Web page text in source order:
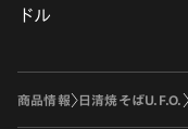
ドル
商品情報 日清焼そばU.F.O.